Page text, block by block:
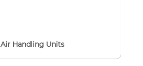
Air Handling Units